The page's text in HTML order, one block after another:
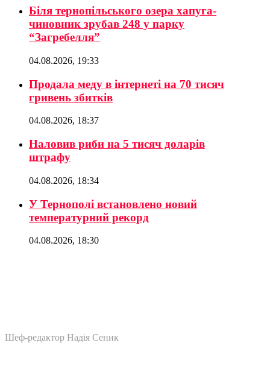
Біля тернопільського озера хапуга-
чиновник зрубав 248 у парку
“Загребелля”
04.08.2026, 19:33
Продала меду в інтернеті на 70 тисяч
гривень збитків
04.08.2026, 18:37
Наловив риби на 5 тисяч доларів
штрафу
04.08.2026, 18:34
У Тернополі встановлено новий
температурний рекорд
04.08.2026, 18:30
Шеф-редактор Надія Сеник